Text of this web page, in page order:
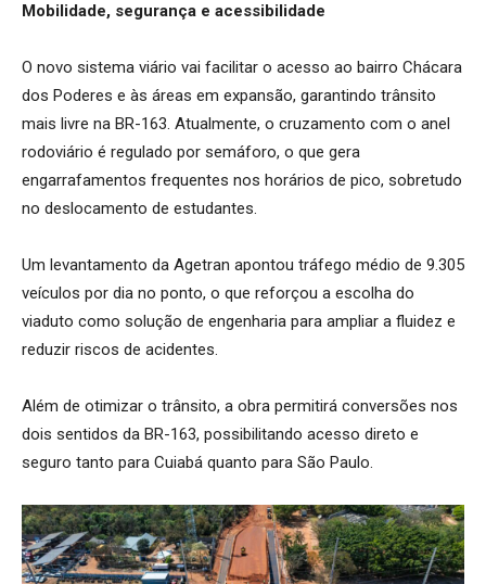
Mobilidade, segurança e acessibilidade
O novo sistema viário vai facilitar o acesso ao bairro Chácara
dos Poderes e às áreas em expansão, garantindo trânsito
mais livre na BR-163. Atualmente, o cruzamento com o anel
rodoviário é regulado por semáforo, o que gera
engarrafamentos frequentes nos horários de pico, sobretudo
no deslocamento de estudantes.
Um levantamento da Agetran apontou tráfego médio de 9.305
veículos por dia no ponto, o que reforçou a escolha do
viaduto como solução de engenharia para ampliar a fluidez e
reduzir riscos de acidentes.
Além de otimizar o trânsito, a obra permitirá conversões nos
dois sentidos da BR-163, possibilitando acesso direto e
seguro tanto para Cuiabá quanto para São Paulo.